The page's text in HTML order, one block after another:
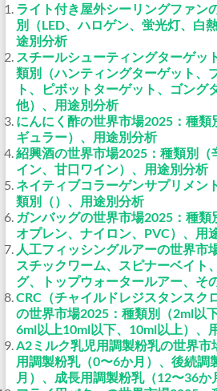
ライト付き屋外シーリングファン
別（LED、ハロゲン、蛍光灯、白
途別分析
スチールシューティングターゲッ
類別（ハンティングターゲット、
ト、ピボットターゲット、ゴング
他）、用途別分析
にんにく酢の世界市場2025：種類
ギュラー）、用途別分析
紹興酒の世界市場2025：種類別（
イン、甘口ワイン）、用途別分析
ネイティブコラーゲンサプリメン
類別（）、用途別分析
ガンバッグの世界市場2025：種類
オプレン、ナイロン、PVC）、用
人工フィッシングルアーの世界市
スチックワーム、スピナーベイト
グ、トップウォータールアー、そ
CRC（チャイルドレジスタンスク
の世界市場2025：種類別（2ml以
6ml以上10ml以下、10ml以上）、
A2ミルク乳児用調製粉乳の世界市
用調製粉乳（0〜6か月）、後続調
月）、成長用調製粉乳（12〜36